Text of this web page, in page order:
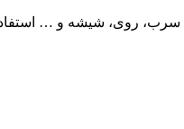
سرب، روی، شیشه و …